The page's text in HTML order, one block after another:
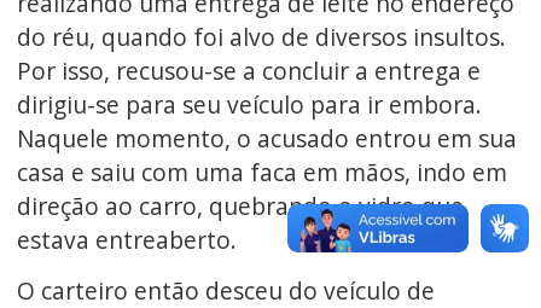
do réu, quando foi alvo de diversos insultos.
Por isso, recusou-se a concluir a entrega e
dirigiu-se para seu veículo para ir embora.
Naquele momento, o acusado entrou em sua
casa e saiu com uma faca em mãos, indo em
direção ao carro, quebrando o vidro que
estava entreaberto.
O carteiro então desceu do veículo de